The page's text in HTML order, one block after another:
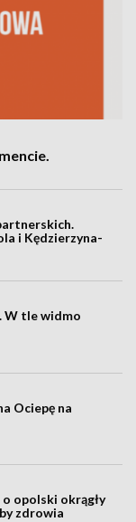
i Kędzierzyna-
W tle widmo
Ociepę na
opolski okrągły
zdrowia